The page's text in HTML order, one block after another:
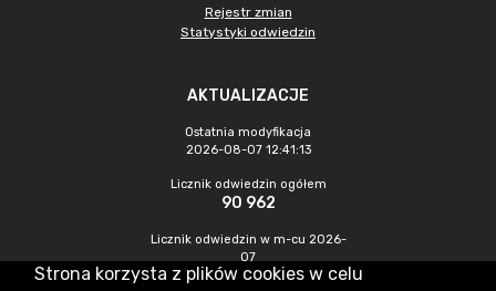
Rejestr zmian
Statystyki odwiedzin
AKTUALIZACJE
Ostatnia modyfikacja
2026-08-07 12:41:13
Licznik odwiedzin ogółem
90 962
Licznik odwiedzin w m-cu 2026-
07
449
Strona korzysta z plików cookies w celu